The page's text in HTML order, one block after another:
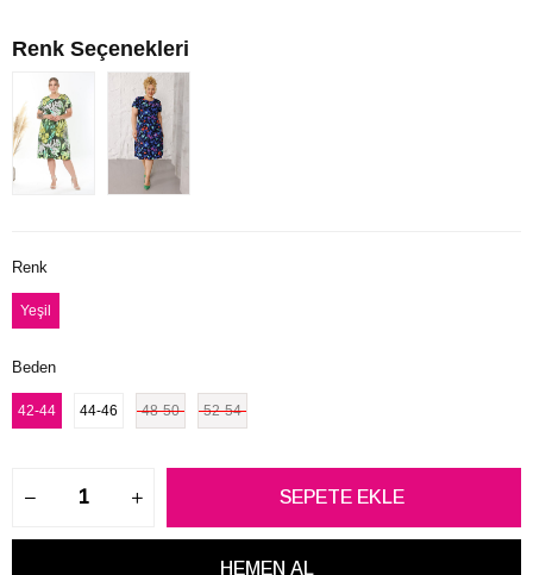
Renk Seçenekleri
Renk
Yeşil
Beden
42-44 44-46 48-50 52-54